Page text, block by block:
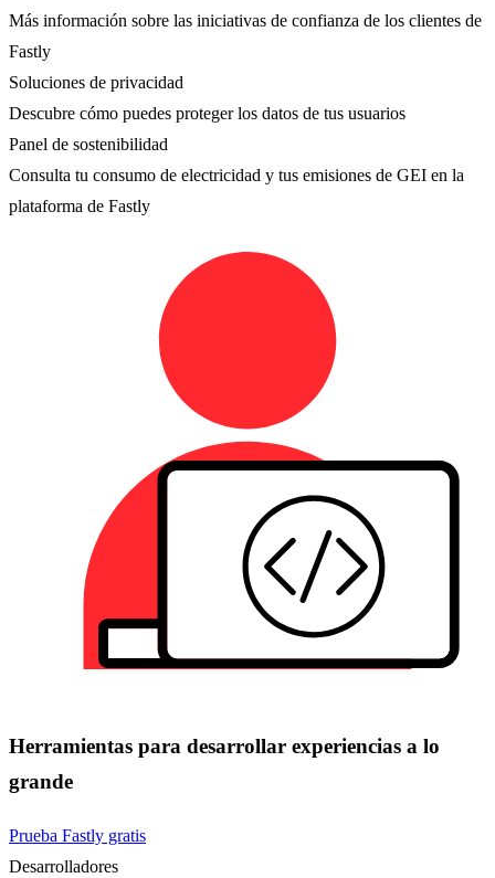
Más información sobre las iniciativas de confianza de los clientes de
Fastly
Soluciones de privacidad
Descubre cómo puedes proteger los datos de tus usuarios
Panel de sostenibilidad
Consulta tu consumo de electricidad y tus emisiones de GEI en la
plataforma de Fastly
Herramientas para desarrollar experiencias a lo
grande
Prueba Fastly gratis
Desarrolladores